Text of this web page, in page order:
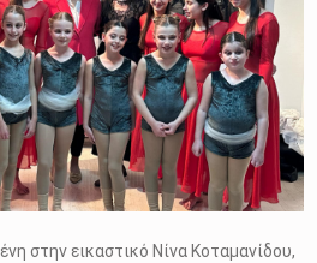
στην εικαστικό Νίνα Κοταμανίδου,